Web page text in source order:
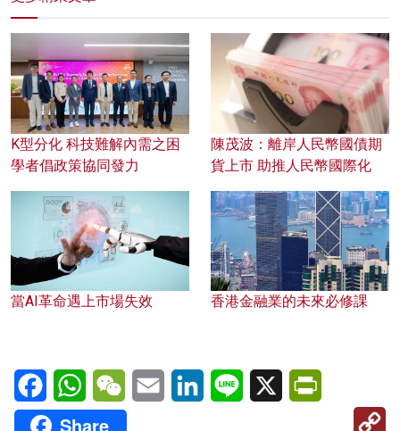
K型分化 科技難解內需之困
學者倡政策協同發力
陳茂波：離岸人民幣國債期
貨上市 助推人民幣國際化
當AI革命遇上市場失效 香港金融業的未來必修課
FacebookWhatsAppWeChatEmail LinkedInLine X
Share